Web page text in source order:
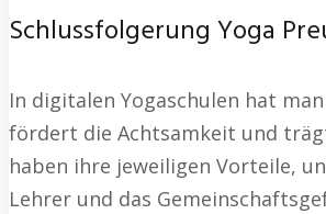
Schlussfolgerung Yoga
In digitalen Yogaschulen hat
fördert die Achtsamkeit und
haben ihre jeweiligen Vorteile,
Lehrer und das